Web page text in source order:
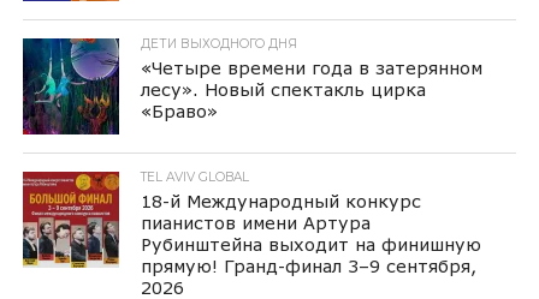
ДЕТИ ВЫХОДНОГО ДНЯ
«Четыре времени года в затерянном
лесу». Новый спектакль цирка
«Браво»
TEL AVIV GLOBAL
18-й Международный конкурс
пианистов имени Артура
Рубинштейна выходит на финишную
прямую! Гранд-финал 3–9 сентября,
2026